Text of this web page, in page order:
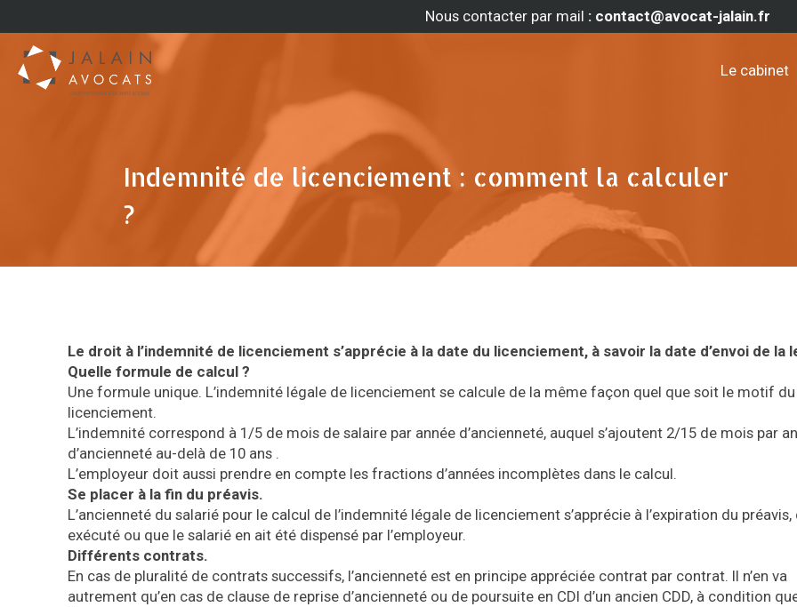
Nous contacter par mail : contact@avocat-jalain.fr
Le cabinet
Indemnité de licenciement : comment la calculer
?
Le droit à l’indemnité de licenciement s’apprécie à la date du licenciement, à savoir la date d’envoi de la
Quelle formule de calcul ?
Une formule unique. L’indemnité légale de licenciement se calcule de la même façon quel que soit le motif du
licenciement.
L’indemnité correspond à 1/5 de mois de salaire par année d’ancienneté, auquel s’ajoutent 2/15 de mois par
d’ancienneté au-delà de 10 ans .
L’employeur doit aussi prendre en compte les fractions d’années incomplètes dans le calcul.
Se placer à la fin du préavis.
L’ancienneté du salarié pour le calcul de l’indemnité légale de licenciement s’apprécie à l’expiration du préavis,
exécuté ou que le salarié en ait été dispensé par l’employeur.
Différents contrats.
En cas de pluralité de contrats successifs, l’ancienneté est en principe appréciée contrat par contrat. Il n’en va
autrement qu’en cas de clause de reprise d’ancienneté ou de poursuite en CDI d’un ancien CDD, à condition